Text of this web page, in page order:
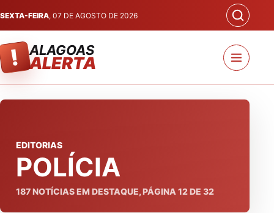
SEXTA-FEIRA, 07 DE AGOSTO DE 2026
! ALAGOAS
ALERTA
EDITORIAS
POLÍCIA
187NOTÍCIAS EM DESTAQUE, PÁGINA 12DE 32